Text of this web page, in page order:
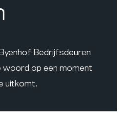
Bedrijfsdeuren
woord op een moment
uitkomt.